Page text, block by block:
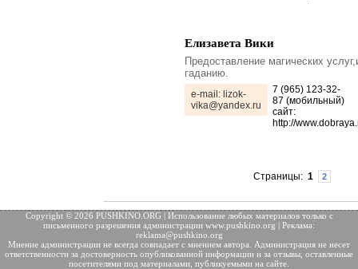
Елизавета Вики
Предоставление магических
гаданию.
e-mail: lizok-
vika@yandex.ru
7 (965) 123-32-
87 (мобильный)
сайт:
http://
Страницы: 1 2
Copyright © 2026 PUSHKINO.ORG | Использование любых материалов только с
письменного разрешения администрации www.pushkino.org | Реклама:
reklama@pushkino.org
Мнение администрации не всегда совпадает с мнением автора. Администрация не несет
ответственности за достоверность опубликованной информации и за отзывы, оставленные
посетителями под материалами, публикуемыми на сайте.